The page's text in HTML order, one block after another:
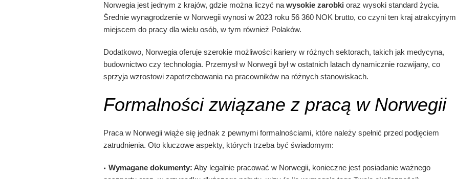
Norwegia jest jednym z krajów, gdzie można liczyć na wysokie zarobki oraz wysoki standard życia.
Średnie wynagrodzenie w Norwegii wynosi w 2023 roku 56 360 NOK brutto, co czyni ten kraj atrakcyjnym
miejscem do pracy dla wielu osób, w tym również Polaków.
Dodatkowo, Norwegia oferuje szerokie możliwości kariery w różnych sektorach, takich jak medycyna,
budownictwo czy technologia. Przemysł w Norwegii był w ostatnich latach dynamicznie rozwijany, co
sprzyja wzrostowi zapotrzebowania na pracowników na różnych stanowiskach.
Formalności związane z pracą w Norwegii
Praca w Norwegii wiąże się jednak z pewnymi formalnościami, które należy spełnić przed podjęciem
zatrudnienia. Oto kluczowe aspekty, których trzeba być świadomym:
Wymagane dokumenty: Aby legalnie pracować w Norwegii, konieczne jest posiadanie ważnego